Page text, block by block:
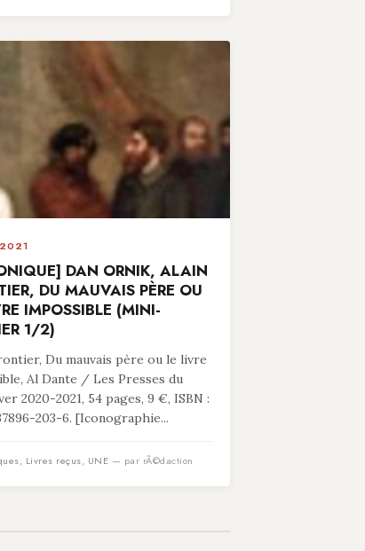
DAN ORNIK, ALAIN
DU MAUVAIS PÈRE OU
IMPOSSIBLE (MINI-
1/2)
Du mauvais père ou le livre
Al Dante / Les Presses du
2020-2021, 54 pages, 9 €, ISBN :
203-6. [Iconographie...
, Livres reçus, UNE — par rÃ©daction